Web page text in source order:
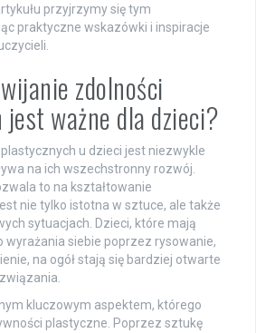
przyjrzymy się tym
praktyczne wskazówki i inspiracje
zdolności
ważne dla dzieci?
u dzieci jest niezwykle
na ich wszechstronny rozwój.
to na kształtowanie
nie tylko istotna w sztuce, ale także
sytuacjach. Dzieci, które mają
wyrażania siebie poprzez rysowanie,
na ogół stają się bardziej otwarte
kluczowym aspektem, którego
plastyczne. Poprzez sztukę